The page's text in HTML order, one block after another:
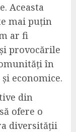
Aceasta
mai puțin
ar fi
provocările
în
economice.
din
ofere o
diversității